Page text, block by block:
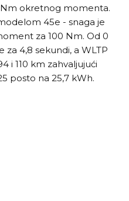
okretnog momenta.
45e - snaga je
za 100 Nm. Od 0
za 4,8 sekundi, a WLTP
i 110 km zahvaljujući
posto na 25,7 kWh.